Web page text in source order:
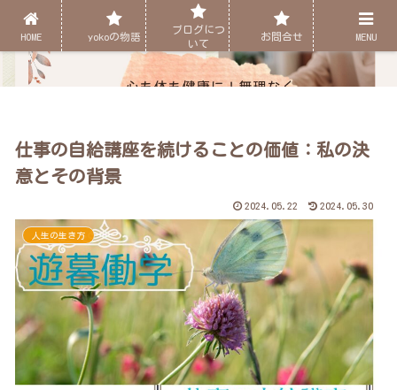
仕事の自給講座を続けることの価値：私の決
意とその背景
2024.05.22 2024.05.30
人生の生き方
HOME yokoの物語
ブログにつ
いて
お問合せ MENU